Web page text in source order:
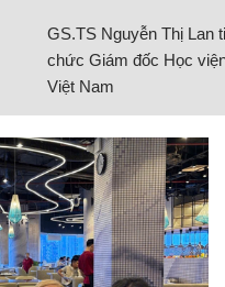
GS.TS Nguyễn Thị Lan
chức Giám đốc Học
Việt Nam